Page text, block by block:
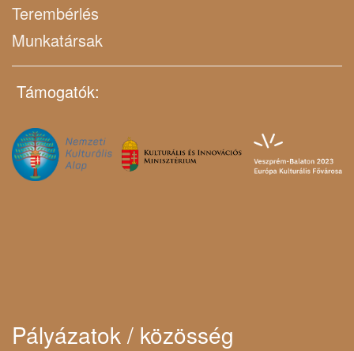
Terembérlés
Munkatársak
Támogatók:
Pályázatok / közösség